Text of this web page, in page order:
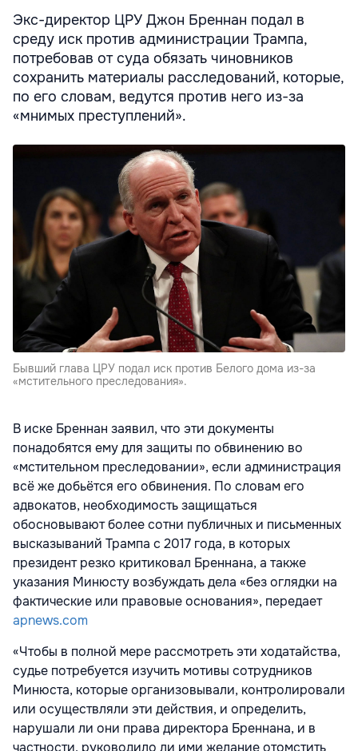
Экс-директор ЦРУ Джон Бреннан подал в
среду иск против администрации Трампа,
потребовав от суда обязать чиновников
сохранить материалы расследований, которые,
по его словам, ведутся против него из-за
«мнимых преступлений».
Бывший глава ЦРУ подал иск против Белого дома из-за
«мстительного преследования».
В иске Бреннан заявил, что эти документы
понадобятся ему для защиты по обвинению во
«мстительном преследовании», если администрация
всё же добьётся его обвинения. По словам его
адвокатов, необходимость защищаться
обосновывают более сотни публичных и письменных
высказываний Трампа с 2017 года, в которых
президент резко критиковал Бреннана, а также
указания Минюсту возбуждать дела «без оглядки на
фактические или правовые основания», передает
apnews.com
«Чтобы в полной мере рассмотреть эти ходатайства,
судье потребуется изучить мотивы сотрудников
Минюста, которые организовывали, контролировали
или осуществляли эти действия, и определить,
нарушали ли они права директора Бреннана, и в
частности, руководило ли ими желание отомстить